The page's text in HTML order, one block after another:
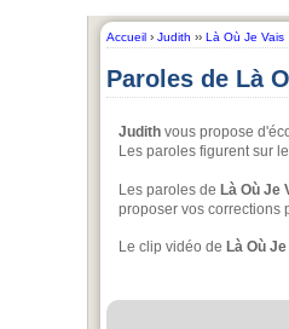
Accueil › Judith ›› Là Où Je Vais
Paroles de Là
Judith vous propose
Les paroles figurent sur
Les paroles de Là Où Je
proposer vos corrections
Le clip vidéo de Là Où